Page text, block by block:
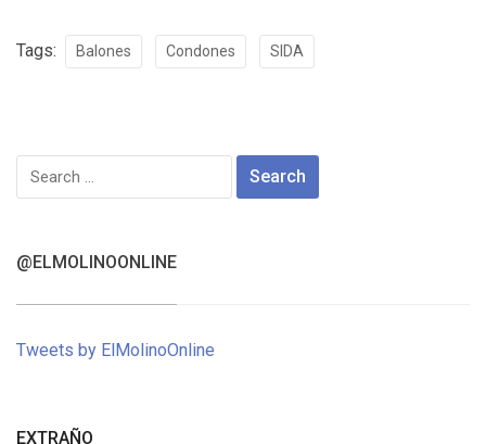
Tags: Balones Condones SIDA
Search
for:
@ELMOLINOONLINE
Tweets by ElMolinoOnline
EXTRAÑO